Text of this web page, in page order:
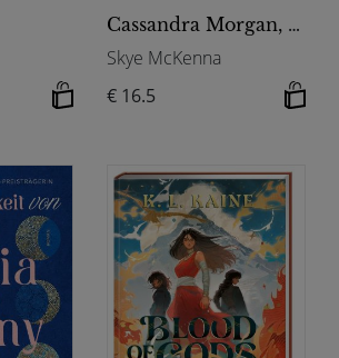
Cassandra Morgan, Band 2 - Die magische Flöte
Skye McKenna
€ 16.5